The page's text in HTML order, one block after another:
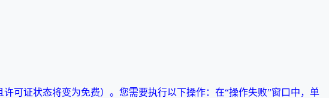
可证状态将变为免费）。您需要执行以下操作：在“操作失败”窗口中，单